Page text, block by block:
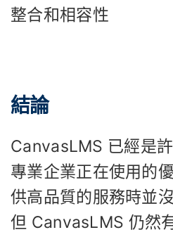
整合和相容性
結論
CanvasLMS 已經是
專業企業正在使用的
供高品質的服務時並
但 CanvasLMS 仍然